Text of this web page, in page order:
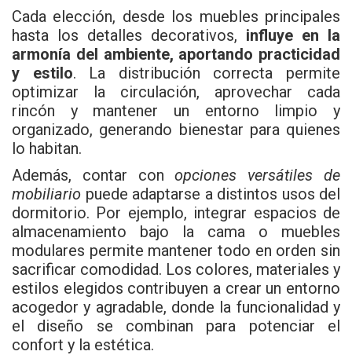
Cada elección, desde los muebles principales
hasta los detalles decorativos, influye en la
armonía del ambiente, aportando practicidad
y estilo. La distribución correcta permite
optimizar la circulación, aprovechar cada
rincón y mantener un entorno limpio y
organizado, generando bienestar para quienes
lo habitan.
Además, contar conopciones versátiles de
mobiliario puede adaptarse a distintos usos del
dormitorio. Por ejemplo, integrar espacios de
almacenamiento bajo la cama o muebles
modulares permite mantener todo en orden sin
sacrificar comodidad. Los colores, materiales y
estilos elegidos contribuyen a crear un entorno
acogedor y agradable, donde la funcionalidad y
el diseño se combinan para potenciar el
confort y la estética.